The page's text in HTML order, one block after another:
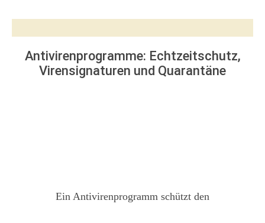
Antivirenprogramme: Echtzeitschutz,
Virensignaturen und Quarantäne
Ein Antivirenprogramm schützt den